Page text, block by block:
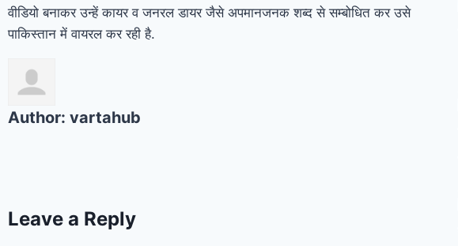
वीडियो बनाकर उन्हें कायर व जनरल डायर जैसे अपमानजनक शब्द से सम्बोधित कर उसे
पाकिस्तान में वायरल कर रही है.
Author: vartahub
Leave a Reply